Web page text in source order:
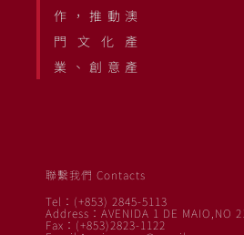
作，推動澳
門文化產
業、創意產
聯繫我們 Contacts
Tel：(+853) 2845-5113
Address：AVENIDA 1 DE MAIO,NO
Fax：(+853)2823-1122